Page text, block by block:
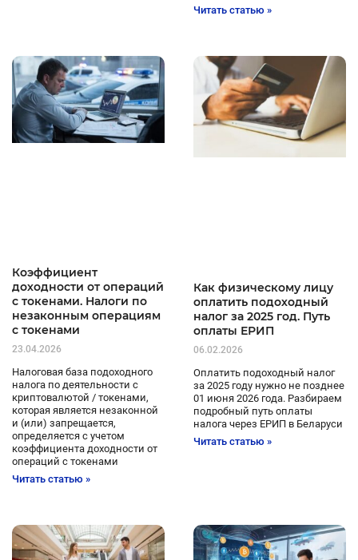
Читать статью »
Коэффициент
доходности от операций
с токенами. Налоги по
незаконным операциям
с токенами
23.04.2026
Налоговая база подоходного
налога по деятельности с
криптовалютой / токенами,
которая является незаконной
и (или) запрещается,
определяется с учетом
коэффициента доходности от
операций с токенами
Читать статью »
Как физическому лицу
оплатить подоходный
налог за 2025 год. Путь
оплаты ЕРИП
06.02.2026
Оплатить подоходный налог
за 2025 году нужно не позднее
01 июня 2026 года. Разбираем
подробный путь оплаты
налога через ЕРИП в Беларуси
Читать статью »